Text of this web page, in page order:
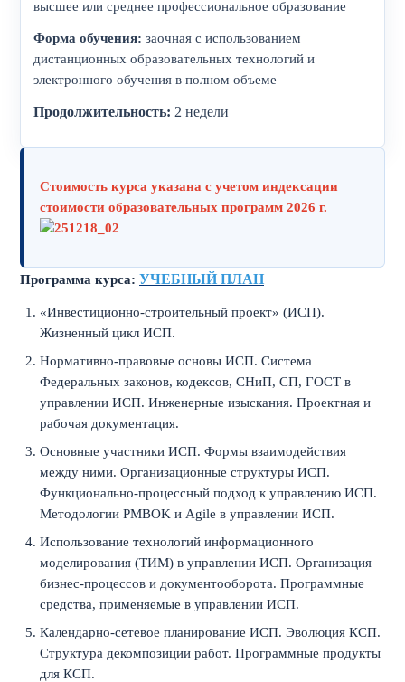
высшее или среднее профессиональное образование
Форма обучения: заочная с использованием
дистанционных образовательных технологий и
электронного обучения в полном объеме
Продолжительность: 2 недели
Стоимость курса указана с учетом индексации
стоимости образовательных программ 2026 г.
Программа курса: УЧЕБНЫЙ ПЛАН
«Инвестиционно-строительный проект» (ИСП).
Жизненный цикл ИСП.
Нормативно-правовые основы ИСП. Система
Федеральных законов, кодексов, СНиП, СП, ГОСТ в
управлении ИСП. Инженерные изыскания. Проектная и
рабочая документация.
Основные участники ИСП. Формы взаимодействия
между ними. Организационные структуры ИСП.
Функционально-процессный подход к управлению ИСП.
Методологии PMBOK и Agile в управлении ИСП.
Использование технологий информационного
моделирования (ТИМ) в управлении ИСП. Организация
бизнес-процессов и документооборота. Программные
средства, применяемые в управлении ИСП.
Календарно-сетевое планирование ИСП. Эволюция КСП.
Структура декомпозиции работ. Программные продукты
для КСП.